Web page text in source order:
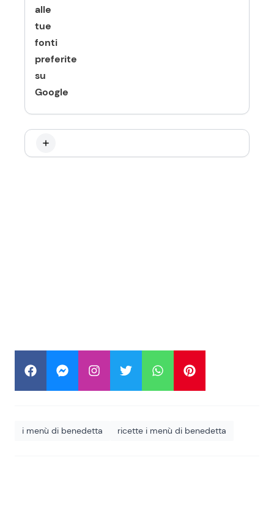
alle
tue
fonti
preferite
su
Google
i menù di benedetta ricette i menù di benedetta